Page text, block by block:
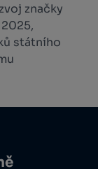
značky
státního